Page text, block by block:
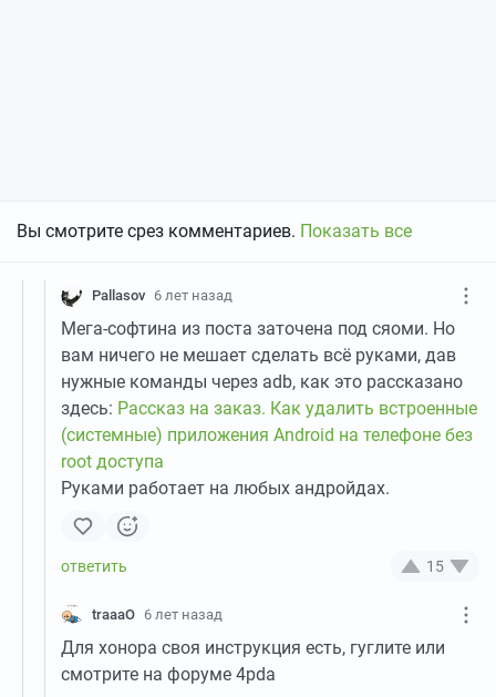
Вы смотрите срез комментариев. Показать все
Pallasov 6 лет назад
Мега-софтина из поста заточена под сяоми. Но
вам ничего не мешает сделать всё руками, дав
нужные команды через adb, как это рассказано
здесь: Рассказ на заказ. Как удалить встроенные
(системные) приложения Android на телефоне без
root доступа
Руками работает на любых андройдах.
15
traaaO 6 лет назад
Для хонора своя инструкция есть, гуглите или
смотрите на форуме 4pda